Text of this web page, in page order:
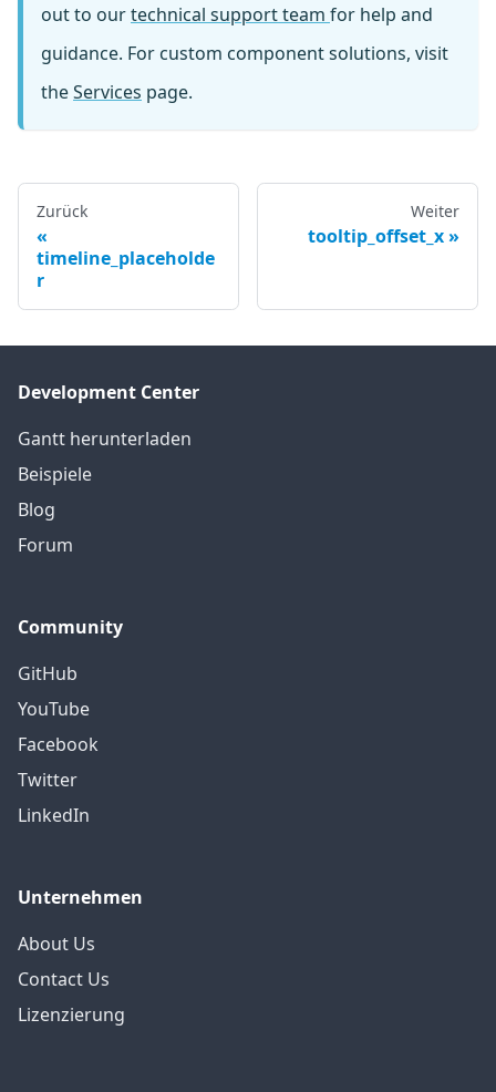
out to ourtechnical support team for help and
guidance. For custom component solutions, visit
theServices page.
Zurück
timeline_placeholde
r
Weiter
tooltip_offset_x
Development Center
Gantt herunterladen
Beispiele
Blog
Forum
Community
GitHub
YouTube
Facebook
Twitter
LinkedIn
Unternehmen
About Us
Contact Us
Lizenzierung